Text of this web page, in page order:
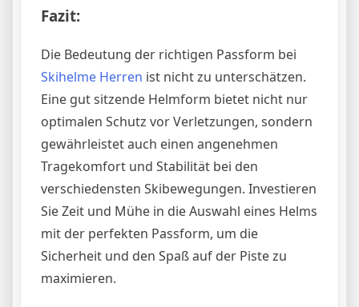
Fazit:
Die Bedeutung der richtigen Passform bei
Skihelme Herren ist nicht zu unterschätzen.
Eine gut sitzende Helmform bietet nicht nur
optimalen Schutz vor Verletzungen, sondern
gewährleistet auch einen angenehmen
Tragekomfort und Stabilität bei den
verschiedensten Skibewegungen. Investieren
Sie Zeit und Mühe in die Auswahl eines Helms
mit der perfekten Passform, um die
Sicherheit und den Spaß auf der Piste zu
maximieren.